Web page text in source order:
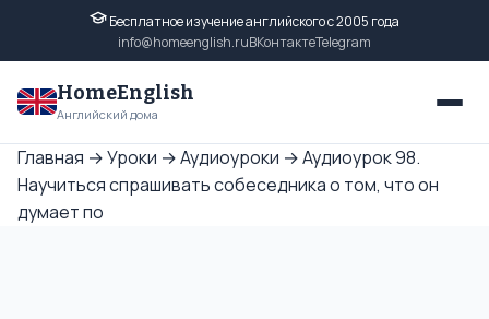
Бесплатное изучение английского с 2005 года
info@homeenglish.ruВКонтактеTelegram
HomeEnglish
Английский дома
Главная →Уроки →Аудиоуроки →Аудиоурок 98.
Научиться спрашивать собеседника о том, что он
думает по